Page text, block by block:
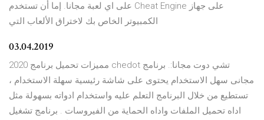
على اي لعبة مجانا. إما أن تستخدم Cheat Engine على جهاز
03.04.2019
مميزات تحميل برنامج 2020 chedot تشي دوت مجانا:. برنامج
مجانى سهل الاستخدام يحتوى على شاشة رئيسية سهلة الاستخدام ،
تستطيع من خلال البرنامج التعلم عليه واستخدام ادواته بسهولة مثل
اداه تحميل الملفات واداه الحماية من الفيروسات . برنامج تشغيل